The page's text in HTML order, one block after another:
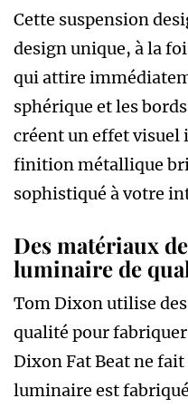
Cette suspension
design unique, à la
qui attire
sphérique et les
créent un effet visuel
finition métallique
sophistiqué à votre
Des matériaux
luminaire de
Tom Dixon utilise
qualité pour
Dixon Fat Beat ne
luminaire est